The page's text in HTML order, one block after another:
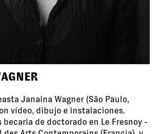
Janaina Wagner (São Paulo,
vídeo, dibujo e instalaciones.
de doctorado en Le Fresnoy -